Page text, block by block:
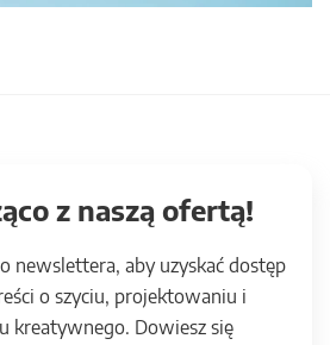
z naszą ofertą!
newslettera, aby uzyskać dostęp
o szyciu, projektowaniu i
kreatywnego. Dowiesz się